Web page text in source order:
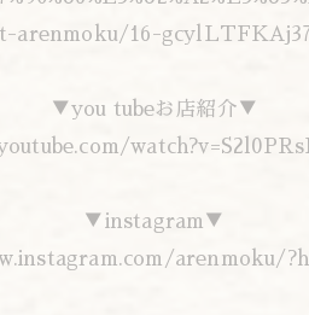
arenmoku/16-
▼you tubeお店紹介▼
▼instagram▼
arenmoku/